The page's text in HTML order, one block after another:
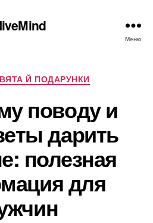
Меню
Категорії
Й ПОДАРУНКИ
поводу и
дарить
полезная
для